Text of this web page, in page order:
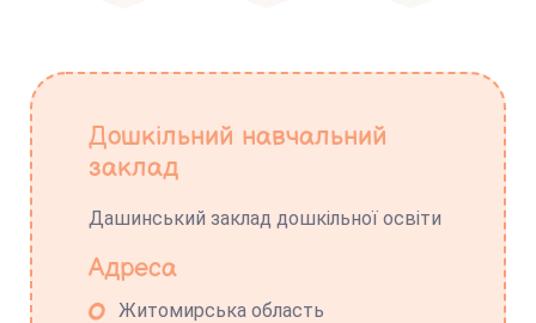
Дошкільний навчальний
заклад
Дашинський заклад дошкільної освіти
Адреса
Житомирська область